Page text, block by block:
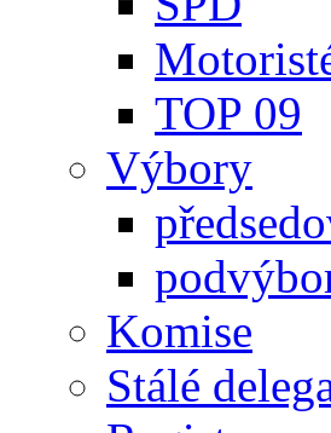
TOP 09
Výbory
Komise
Stálé